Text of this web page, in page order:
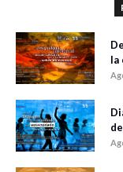
la